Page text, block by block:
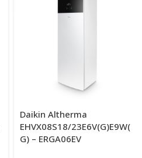
Daikin Altherma
EHVX08S18/23E6V(G)E9W(
G) – ERGA06EV